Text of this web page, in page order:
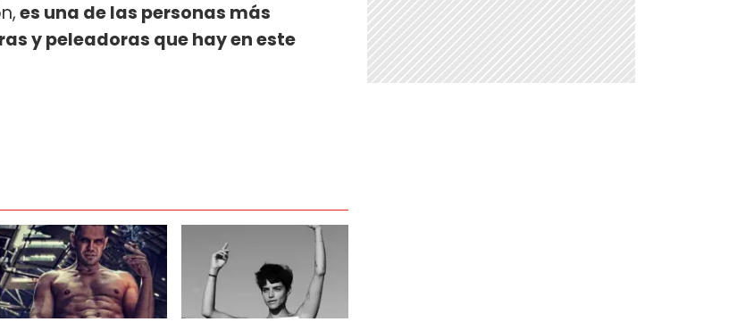
es una de las personas más
y peleadoras que hay en este